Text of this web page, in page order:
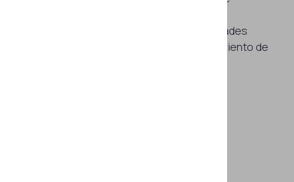
superficies metálicas con propiedades
magnéticas sin eliminar el revestimiento de